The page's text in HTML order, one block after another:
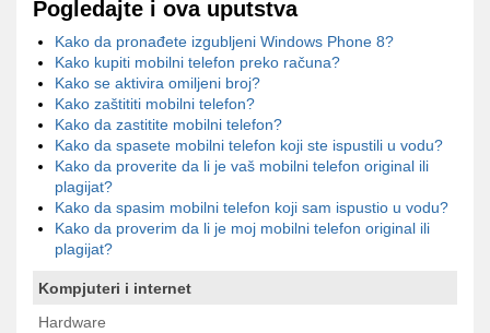
Pogledajte i ova uputstva
Kako da pronađete izgubljeni Windows Phone 8?
Kako kupiti mobilni telefon preko računa?
Kako se aktivira omiljeni broj?
Kako zaštititi mobilni telefon?
Kako da zastitite mobilni telefon?
Kako da spasete mobilni telefon koji ste ispustili u vodu?
Kako da proverite da li je vaš mobilni telefon original ili
plagijat?
Kako da spasim mobilni telefon koji sam ispustio u vodu?
Kako da proverim da li je moj mobilni telefon original ili
plagijat?
Kompjuteri i internet
Hardware